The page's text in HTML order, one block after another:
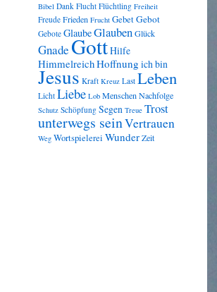
Bibel Dank Flucht Flüchtling Freiheit
Freude Frieden Frucht GebetGebot
Gebote GlaubeGlaubenGlück
GnadeGottHilfe
HimmelreichHoffnung ich bin
Jesus Kraft Kreuz Last Leben
Licht Liebe Lob MenschenNachfolge
Schutz Schöpfung Segen Treue Trost
unterwegs seinVertrauen
Weg Wortspielerei WunderZeit